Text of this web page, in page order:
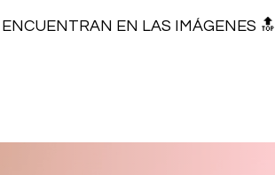
EN LAS IMÁGENES 🔝